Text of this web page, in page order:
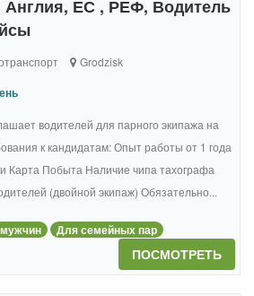
ЕС , РЕФ, Водитель
Grodzisk
водителей для парного экипажа на
к кандидатам: Опыт работы от 1 года
Карта Побыта Наличие чипа тахографа
(двойной экипаж) Обязательно...
Для семейных пар
ПОСМОТРЕТЬ